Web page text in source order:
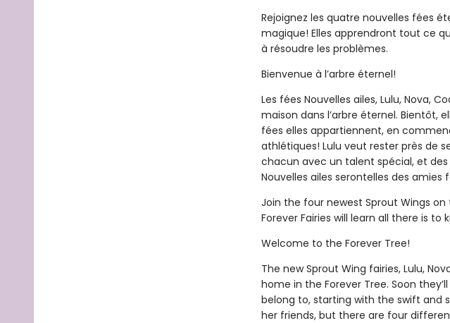
Rejoignez les quatre nouvelles fées
magique! Elles apprendront tout ce
à résoudre les problèmes.
Bienvenue à l’arbre éternel!
Les fées Nouvelles ailes, Lulu, Nova,
maison dans l’arbre éternel. Bientôt,
fées elles appartiennent, en
athlétiques! Lulu veut rester près de
chacun avec un talent spécial, et
Nouvelles ailes serontelles des amies
Join the four newest Sprout Wings
Forever Fairies will learn all there is
Welcome to the Forever Tree!
The new Sprout Wing fairies, Lulu,
home in the Forever Tree. Soon
belong to, starting with the swift and
her friends, but there are four